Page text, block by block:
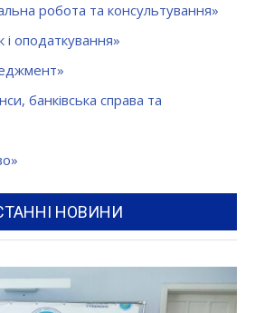
робота та консультування»
і оподаткування»
банківська справа та
НОВИНИ